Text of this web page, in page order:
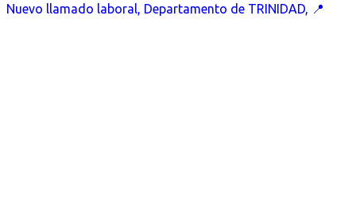
Nuevo llamado laboral, Departamento de TRINIDAD, 📍